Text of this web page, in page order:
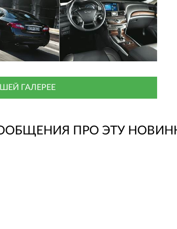
ГАЛЕРЕЕ
ПРО ЭТУ